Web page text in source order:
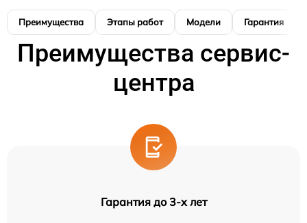
Преимущества Этапы работ Модели Гарантия
Преимущества сервис-
центра
Гарантия до 3-х лет